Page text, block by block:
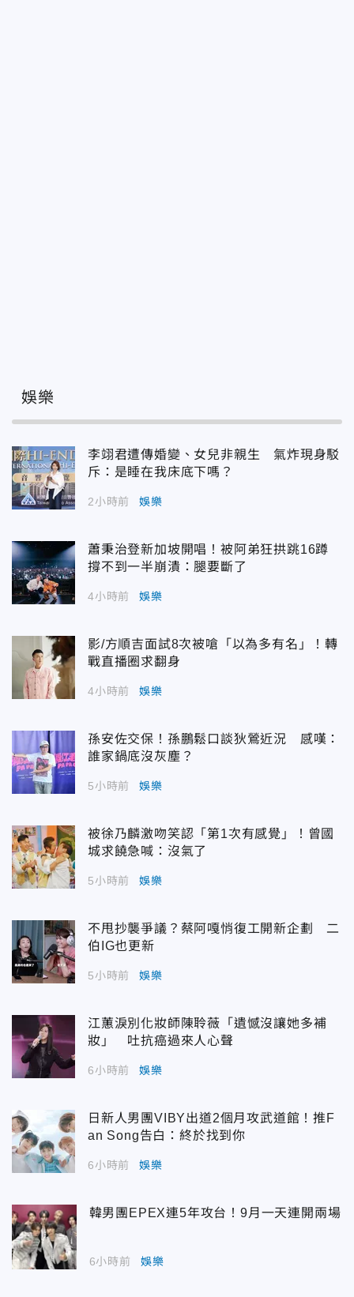
娛樂
李翊君遭傳婚變、女兒非親生 氣炸現身駁
斥：是睡在我床底下嗎？
2小時前 娛樂
蕭秉治登新加坡開唱！被阿弟狂拱跳16蹲
撐不到一半崩潰：腿要斷了
4小時前 娛樂
影/方順吉面試8次被嗆「以為多有名」！轉
戰直播圈求翻身
4小時前 娛樂
孫安佐交保！孫鵬鬆口談狄鶯近況 感嘆：
誰家鍋底沒灰塵？
5小時前 娛樂
被徐乃麟激吻笑認「第1次有感覺」！曾國
城求饒急喊：沒氣了
5小時前 娛樂
不甩抄襲爭議？蔡阿嘎悄復工開新企劃 二
伯IG也更新
5小時前 娛樂
江蕙淚別化妝師陳聆薇「遺憾沒讓她多補
妝」 吐抗癌過來人心聲
6小時前 娛樂
日新人男團VIBY出道2個月攻武道館！推F
an Song告白：終於找到你
6小時前 娛樂
韓男團EPEX連5年攻台！9月一天連開兩場
6小時前 娛樂